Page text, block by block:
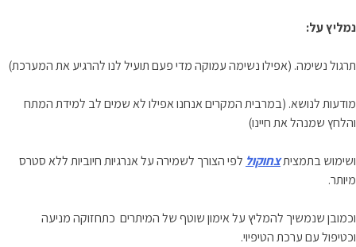
נמליץ על:
תרגול נשימה. (אפילו נשימה עמוקה מדי פעם תועיל לנו להרגיע את המערכת)
מודעות לנושא. (במרבית המקרים אנחנו אפילו לא שמים לב למידת המתח
והלחץ שמנהל את חיינו)
ושימוש בתמציתצחוקול לפי הצורך לשמירה על אנרגיות חיוביות ללא סטרס
מיותר.
וכמובן שנמשיך להמליץ על אימון שוטף של המיתרים כתחזוקה מניעה
וכטיפול עם ערכת הטיפיוי.